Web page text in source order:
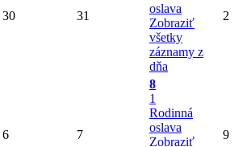
30 31
oslava
Zobraziť
všetky
záznamy z
dňa
2
6 7
8
1
Rodinná
oslava
Zobraziť
9